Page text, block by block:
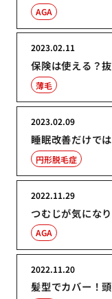
AGA
保険は使える？
2023.02.11
薄毛
睡眠改善だけで
2023.02.09
円形脱毛症
つむじが気にな
2022.11.29
AGA
髪型でカバー！
2022.11.20